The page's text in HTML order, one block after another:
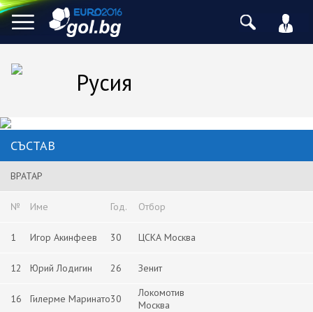
Русия
СЪСТАВ
ВРАТАР
№ Име Год. Отбор
1 Игор Акинфеев 30 ЦСКА Москва
12 Юрий Лодигин 26 Зенит
16 Гилерме Маринато30
Локомотив
Москва